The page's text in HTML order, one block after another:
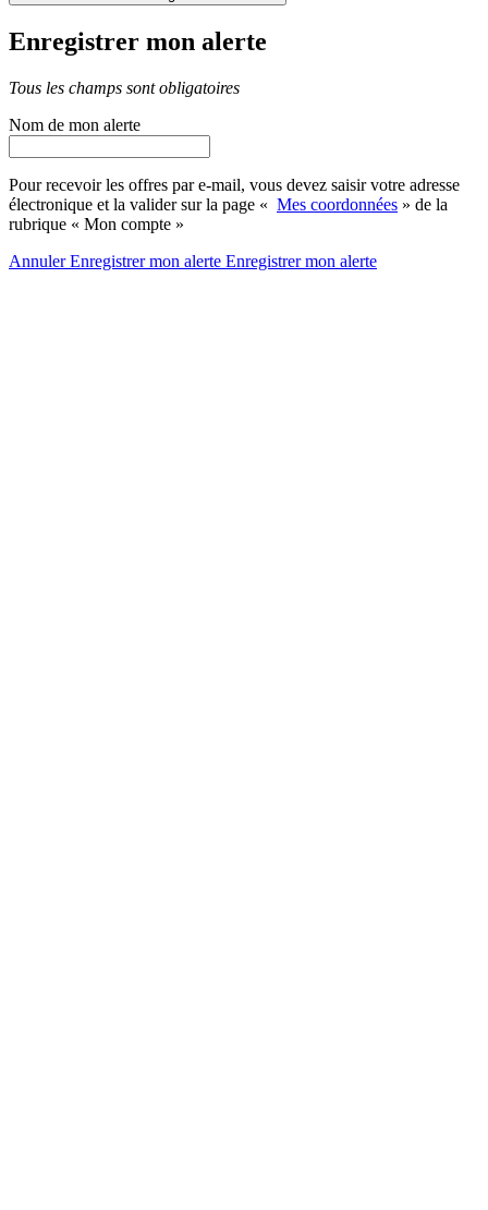
Enregistrer mon alerte
Tous les champs sont obligatoires
Nom de mon alerte
Pour recevoir les offres par e-mail, vous devez saisir votre adresse
électronique et la valider sur la page « Mes coordonnées » de la
rubrique « Mon compte »
AnnulerEnregistrer mon alerte Enregistrermon alerte